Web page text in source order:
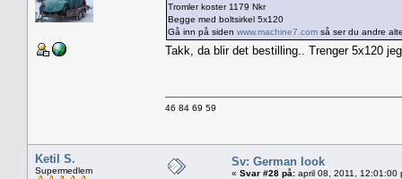
Tromler koster 1179 Nkr
Begge med boltsirkel 5x120
Gå inn på siden www.machine7.com så ser du andre
Takk, da blir det bestilling.. Trenger 5x120
46 84 69 59
Ketil S.
Supermedlem
Sv: German look
« Svar #28 på: april 08, 2011, 12:01:00